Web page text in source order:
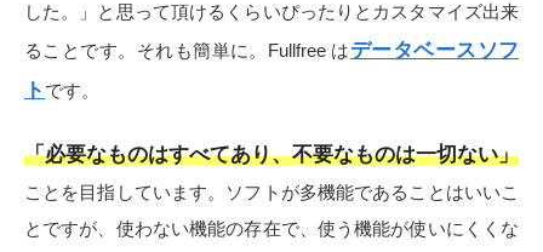
した。」と思って頂けるくらいぴったりとカスタマイズ出来
ることです。それも簡単に。Fullfree はデータベースソフ
ト です。
「必要なものはすべてあり、不要なものは一切ない」
ことを目指しています。ソフトが多機能であることはいいこ
とですが、使わない機能の存在で、使う機能が使いにくくな